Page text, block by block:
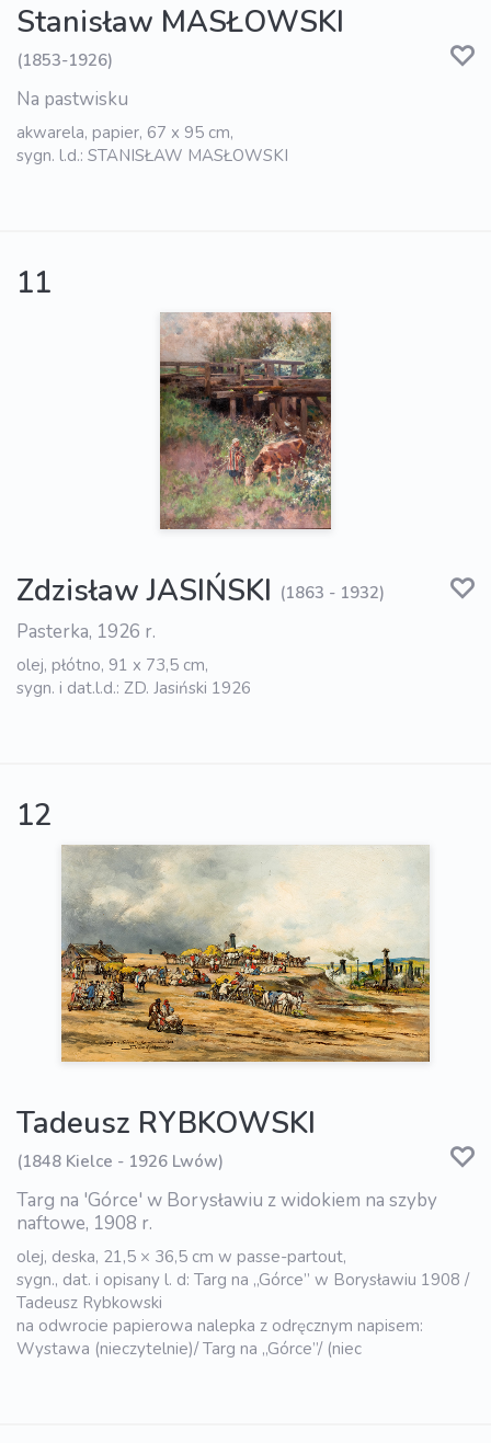
Stanisław MASŁOWSKI
(1853-1926)
Na pastwisku
akwarela, papier, 67 x 95 cm,
sygn. l.d.: STANISŁAW MASŁOWSKI
11
Zdzisław JASIŃSKI (1863 - 1932)
Pasterka, 1926 r.
olej, płótno, 91 x 73,5 cm,
sygn. i dat.l.d.: ZD. Jasiński 1926
12
Tadeusz RYBKOWSKI
(1848 Kielce - 1926 Lwów)
Targ na 'Górce' w Borysławiu z widokiem na szyby
naftowe, 1908 r.
olej, deska, 21,5 × 36,5 cm w passe-partout,
sygn., dat. i opisany l. d: Targ na „Górce” w Borysławiu 1908 /
Tadeusz Rybkowski
na odwrocie papierowa nalepka z odręcznym napisem:
Wystawa (nieczytelnie)/ Targ na „Górce”/ (niec